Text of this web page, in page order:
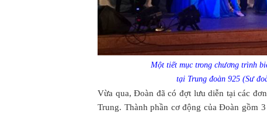
Một tiết mục trong chương trình
tại Trung đoàn 925 (Sư
Vừa qua, Đoàn đã có đợt lưu diễn tại các
Trung. Thành phần cơ động của Đoàn gồm